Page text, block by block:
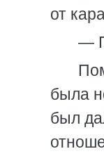
от
—
была
был